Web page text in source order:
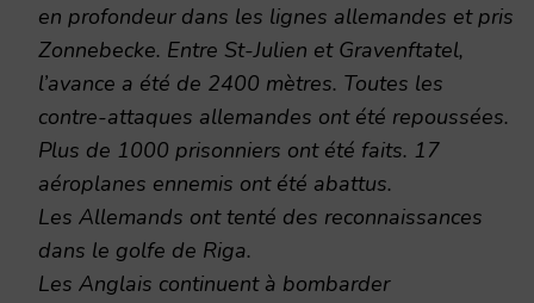
en profondeur dans les lignes allemandes et pris
Zonnebecke. Entre St-Julien et Gravenftatel,
l’avance a été de 2400 mètres. Toutes les
contre-attaques allemandes ont été repoussées.
Plus de 1000 prisonniers ont été faits. 17
aéroplanes ennemis ont été abattus.
Les Allemands ont tenté des reconnaissances
dans le golfe de Riga.
Les Anglais continuent à bombarder